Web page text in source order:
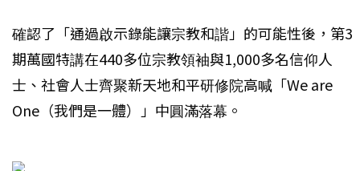
確認了「通過啟示錄能讓宗教和諧」的可能性後，第3
期萬國特講在440多位宗教領袖與1,000多名信仰人
士、社會人士齊聚新天地和平研修院高喊「We are
One（我們是一體）」中圓滿落幕。